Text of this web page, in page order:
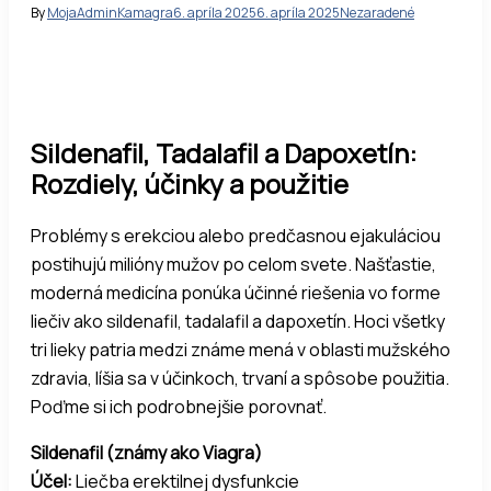
ByMojaAdminKamagra6. apríla 20256. apríla 2025Nezaradené
Sildenafil, Tadalafil a Dapoxetín:
Rozdiely, účinky a použitie
Problémy s erekciou alebo predčasnou ejakuláciou
postihujú milióny mužov po celom svete. Našťastie,
moderná medicína ponúka účinné riešenia vo forme
liečiv ako sildenafil, tadalafil a dapoxetín. Hoci všetky
tri lieky patria medzi známe mená v oblasti mužského
zdravia, líšia sa v účinkoch, trvaní a spôsobe použitia.
Poďme si ich podrobnejšie porovnať.
Sildenafil (známy ako Viagra)
Účel:Liečba erektilnej dysfunkcie